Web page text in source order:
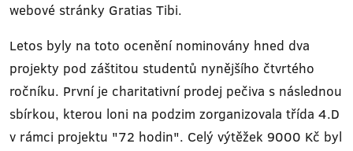
webové stránky Gratias Tibi.
Letos byly na toto ocenění nominovány hned dva
projekty pod záštitou studentů nynějšího čtvrtého
ročníku. První je charitativní prodej pečiva s následnou
sbírkou, kterou loni na podzim zorganizovala třída 4.D
v rámci projektu "72 hodin". Celý výtěžek 9000 Kč byl